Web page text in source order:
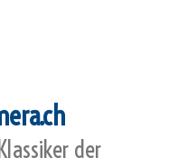
der